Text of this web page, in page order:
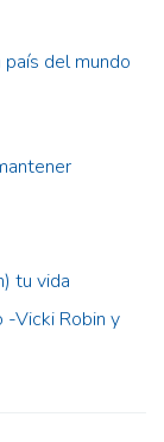
del mundo
tu vida
-Vicki Robin y